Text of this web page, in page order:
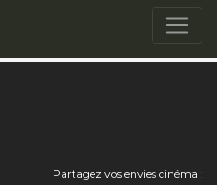
Partagez vos envies cinéma :